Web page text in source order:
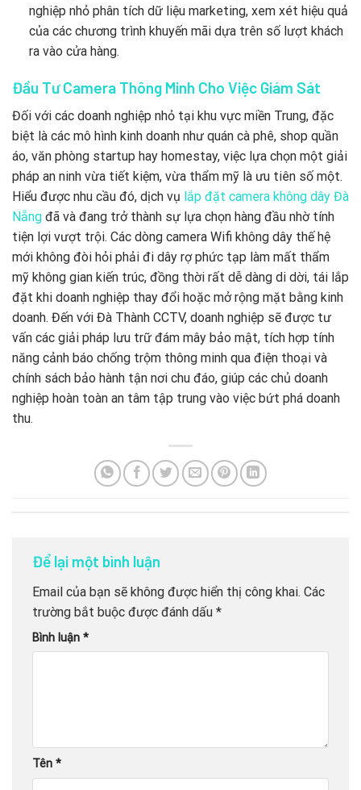
nghiệp nhỏ phân tích dữ liệu marketing, xem xét hiệu quả
của các chương trình khuyến mãi dựa trên số lượt khách
ra vào cửa hàng.
Đầu Tư Camera Thông Minh Cho Việc Giám Sát
Đối với các doanh nghiệp nhỏ tại khu vực miền Trung, đặc
biệt là các mô hình kinh doanh như quán cà phê, shop quần
áo, văn phòng startup hay homestay, việc lựa chọn một giải
pháp an ninh vừa tiết kiệm, vừa thẩm mỹ là ưu tiên số một.
Hiểu được nhu cầu đó, dịch vụ lắp đặt camera không dây Đà
Nẵng đã và đang trở thành sự lựa chọn hàng đầu nhờ tính
tiện lợi vượt trội. Các dòng camera Wifi không dây thế hệ
mới không đòi hỏi phải đi dây rợ phức tạp làm mất thẩm
mỹ không gian kiến trúc, đồng thời rất dễ dàng di dời, tái lắp
đặt khi doanh nghiệp thay đổi hoặc mở rộng mặt bằng kinh
doanh. Đến với Đà Thành CCTV, doanh nghiệp sẽ được tư
vấn các giải pháp lưu trữ đám mây bảo mật, tích hợp tính
năng cảnh báo chống trộm thông minh qua điện thoại và
chính sách bảo hành tận nơi chu đáo, giúp các chủ doanh
nghiệp hoàn toàn an tâm tập trung vào việc bứt phá doanh
thu.
Để lại một bình luận
Email của bạn sẽ không được hiển thị công khai. Các
trường bắt buộc được đánh dấu *
Bình luận *
Tên *